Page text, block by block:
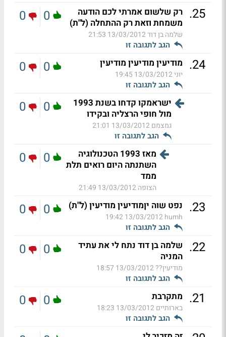
25
. רק שלשום אמרתי לכם הודעה
משמחת וזאת רק ההתחלה (ל"ת)
שלמה בן דוד13/03/2012 21:53
הגב לתגובה זו
0
0
24
. מודיעין מודיעין מודיעין
יוני13/03/2012 19:45
הגב לתגובה זו
0
0
ישראמקו קדחו בשנת 1993
מול חופי הרצליה ובקידו
גמצמם13/03/2012 21:01
הגב לתגובה זו
0
0
מאז 1993 הטכנולוגיה
השתנתה היום רואים תלת
ממד
הצופה13/03/2012 21:49
0
0
23
. נפט שוה יןמודיעין מודיעין (ל"ת)
humh
13/03/2012 19:42
הגב לתגובה זו
0
0
22
. שלמה בן דוד נתח לי את עתיד
המניה
מודיעין??13/03/2012 18:57
הגב לתגובה זו
0
0
21
. מתקרבת
בארותיים13/03/2012 18:23
הגב לתגובה זו
0
0